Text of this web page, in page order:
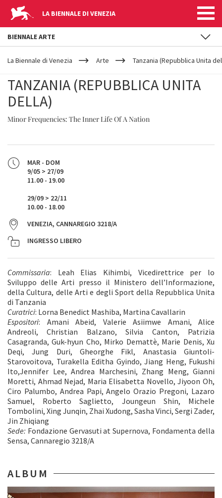
LA BIENNALE DI VENEZIA
YOUR
ARE
La Biennale di Venezia Arte Tanzania (Repubblica Unita
TANZANIA (REPUBBLICA UNITA
DELLA)
Minor Frequencies: The Inner Life Of A Nation
MAR - DOM
9/05 > 27/09
11.00 - 19.00
29/09 > 22/11
10.00 - 18.00
VENEZIA, CANNAREGIO 3218/A
INGRESSO LIBERO
Commissaria: Leah Elias Kihimbi, Vicedirettrice per lo
Sviluppo delle Arti presso il Ministero dell’Informazione,
della Cultura, delle Arti e degli Sport della Repubblica Unita
di Tanzania
Curatrici: Lorna Benedict Mashiba, Martina Cavallarin
Espositori: Amani Abeid, Valerie Asiimwe Amani, Alice
Andreoli, Christian Balzano, Silvia Canton, Patrizia
Casagranda, Guk-hyun Cho, Mirko Demattè, Marie Denis, Xu
Deqi, Jung Duri, Gheorghe Fikl, Anastasia Giuntoli-
Starovoitova, Turakella Editha Gyindo, Jiang Heng, Fukushi
Ito,Jennifer Lee, Andrea Marchesini, Zhang Meng, Gianni
Moretti, Ahmad Nejad, Maria Elisabetta Novello, Jiyoon Oh,
Ciro Palumbo, Andrea Papi, Angelo Orazio Pregoni, Lazaro
Samuel, Roberto Saglietto, Joungeun Shin, Michele
Tombolini, Xing Junqin, Zhai Xudong, Sasha Vinci, Sergi Zader,
Jin Zhiqiang
Sede: Fondazione Gervasuti at Supernova, Fondamenta della
Sensa, Cannaregio 3218/A
ALBUM
BIENNALE ARTE